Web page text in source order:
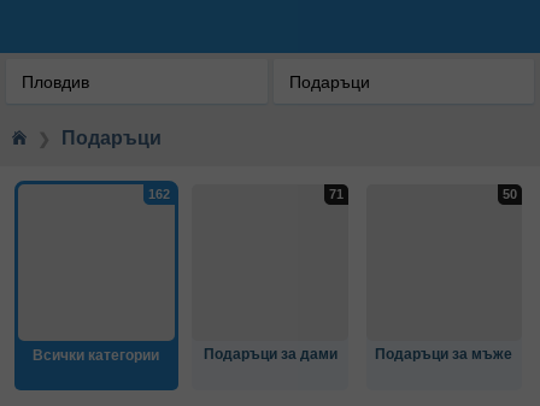
Пловдив Подаръци
❯ Подаръци
Всички категории Подаръци за дами Подаръци за мъже